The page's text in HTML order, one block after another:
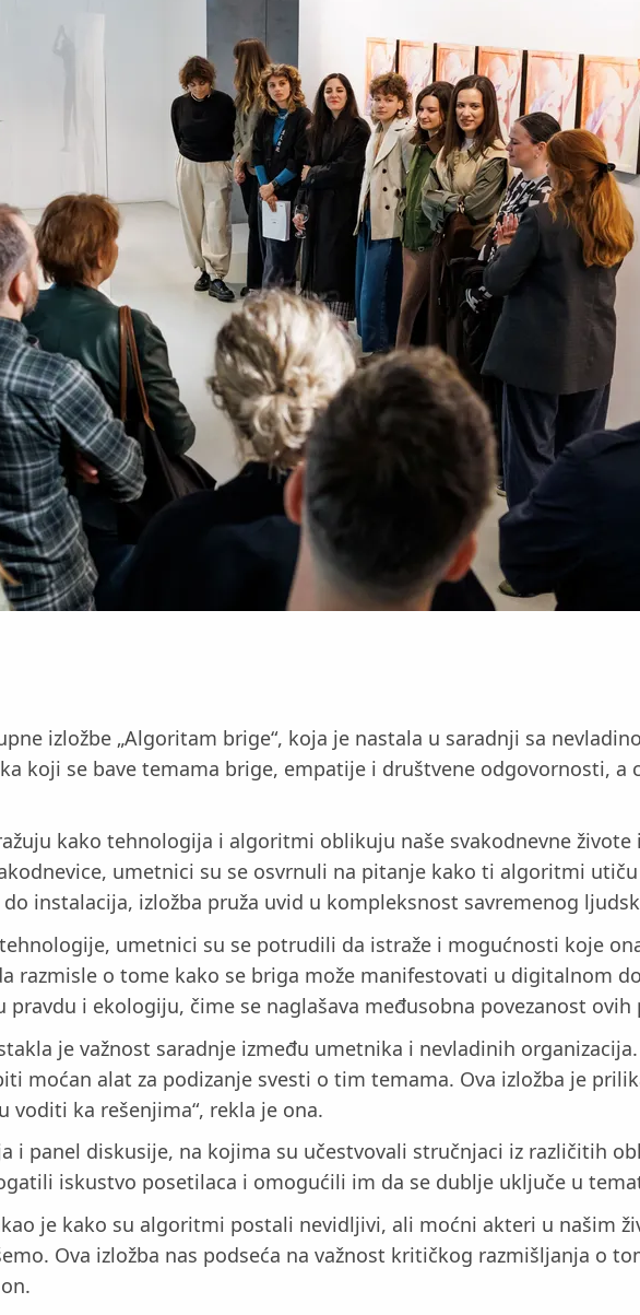
izložbe „Algoritam brige“, koja je nastala u saradnji sa
koji se bave temama brige, empatije i društvene odgovornosti, a
kako tehnologija i algoritmi oblikuju naše svakodnevne živote
umetnici su se osvrnuli na pitanje kako ti algoritmi
instalacija, izložba pruža uvid u kompleksnost savremenog
umetnici su se potrudili da istraže i mogućnosti koje
razmisle o tome kako se briga može manifestovati u digitalnom
i ekologiju, čime se naglašava međusobna povezanost ovih
je važnost saradnje između umetnika i nevladinih organizacija.
moćan alat za podizanje svesti o tim temama. Ova izložba je
ka rešenjima“, rekla je ona.
i panel diskusije, na kojima su učestvovali stručnjaci iz različitih
iskustvo posetilaca i omogućili im da se dublje uključe u
je kako su algoritmi postali nevidljivi, ali moćni akteri u našim
Ova izložba nas podseća na važnost kritičkog razmišljanja o